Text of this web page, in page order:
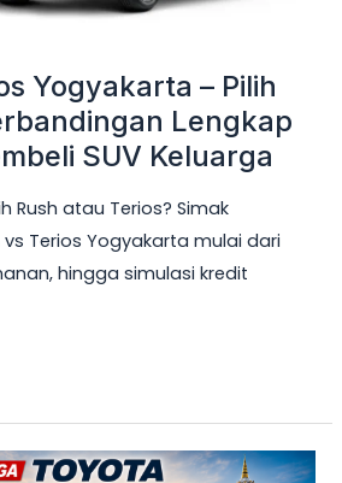
Yogyakarta – Pilih
Lengkap
SUV Keluarga
Rush atau Terios? Simak
Terios Yogyakarta mulai dari
hingga simulasi kredit